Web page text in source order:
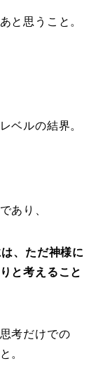
と思うこと。
ベルの結界。
あり、
、ただ神様に
と考えること
考だけでの
。